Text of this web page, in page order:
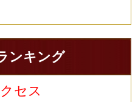
ンキング
セス